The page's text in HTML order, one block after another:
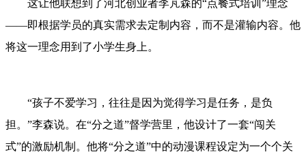
这让他联想到了河北创业者李芃森的“点餐式培训”理念
——即根据学员的真实需求去定制内容，而不是灌输内容。他
将这一理念用到了小学生身上。
“孩子不爱学习，往往是因为觉得学习是任务，是负
担。”李森说。在“分之道”督学营里，他设计了一套“闯关
式”的激励机制。他将“分之道”中的动漫课程设定为一个个关